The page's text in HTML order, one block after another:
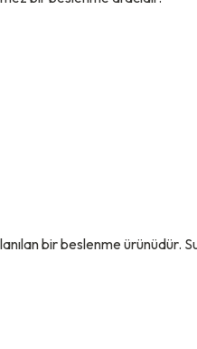
bir beslenme ürünüdür.